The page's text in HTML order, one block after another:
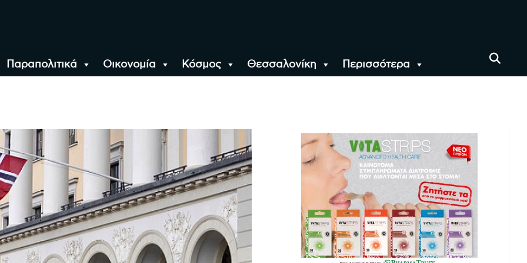
Παραπολιτικά Οικονομία Κόσμος Θεσσαλονίκη Περισσότερα